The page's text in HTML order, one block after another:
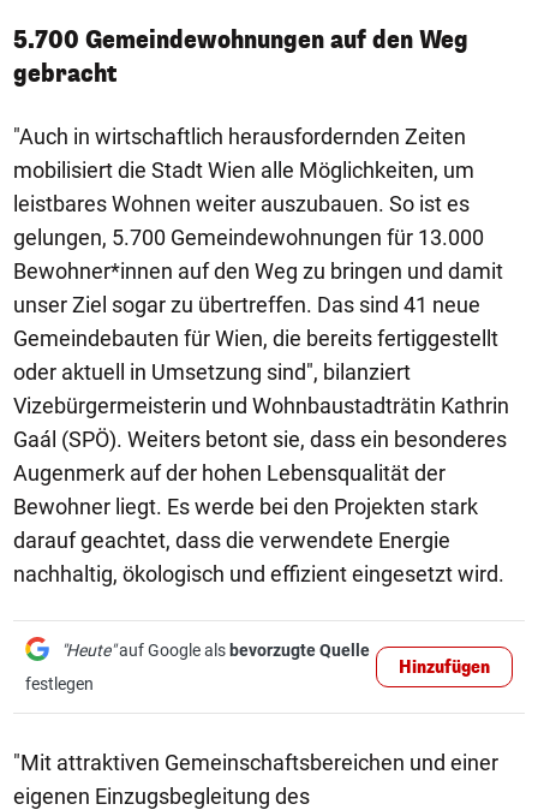
5.700 Gemeindewohnungen auf den Weg
gebracht
"Auch in wirtschaftlich herausfordernden Zeiten
mobilisiert die Stadt Wien alle Möglichkeiten, um
leistbares Wohnen weiter auszubauen. So ist es
gelungen, 5.700 Gemeindewohnungen für 13.000
Bewohner*innen auf den Weg zu bringen und damit
unser Ziel sogar zu übertreffen. Das sind 41 neue
Gemeindebauten für Wien, die bereits fertiggestellt
oder aktuell in Umsetzung sind", bilanziert
Vizebürgermeisterin und Wohnbaustadträtin Kathrin
Gaál (SPÖ). Weiters betont sie, dass ein besonderes
Augenmerk auf der hohen Lebensqualität der
Bewohner liegt. Es werde bei den Projekten stark
darauf geachtet, dass die verwendete Energie
nachhaltig, ökologisch und effizient eingesetzt wird.
"Heute"auf Google als bevorzugte Quelle
festlegen
Hinzufügen
"Mit attraktiven Gemeinschaftsbereichen und einer
eigenen Einzugsbegleitung des